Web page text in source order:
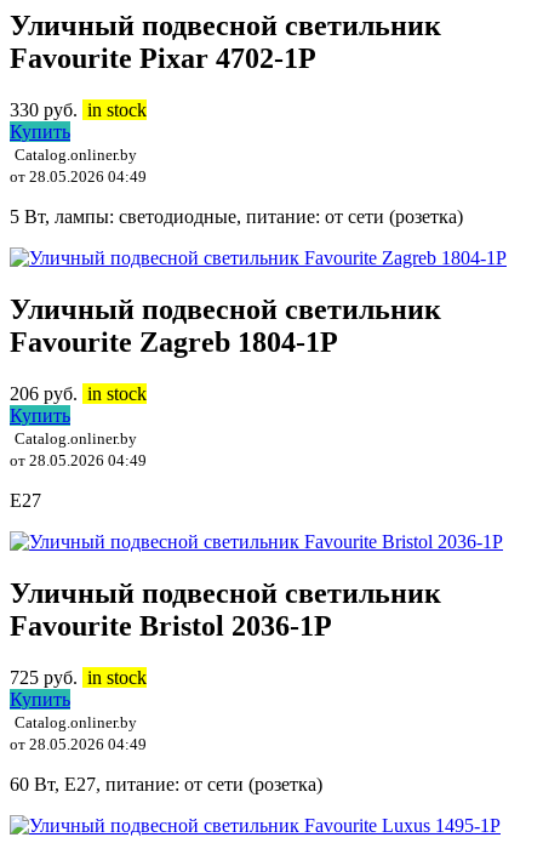
Уличный подвесной светильник
Favourite Pixar 4702-1P
330 руб. in stock
Купить
Catalog.onliner.by
от 28.05.2026 04:49
5 Вт, лампы: светодиодные, питание: от сети (розетка)
Уличный подвесной светильник
Favourite Zagreb 1804-1P
206 руб. in stock
Купить
Catalog.onliner.by
от 28.05.2026 04:49
E27
Уличный подвесной светильник
Favourite Bristol 2036-1P
725 руб. in stock
Купить
Catalog.onliner.by
от 28.05.2026 04:49
60 Вт, E27, питание: от сети (розетка)